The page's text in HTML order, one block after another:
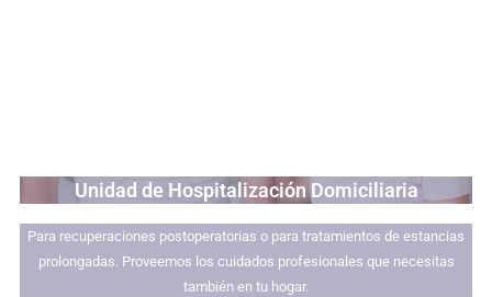
Unidad de Hospitalización Domiciliaria
Para recuperaciones postoperatorias o para tratamientos de estancias
prolongadas. Proveemos los cuidados profesionales que necesitas
también en tu hogar.